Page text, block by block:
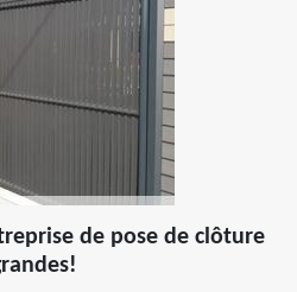
de pose de clôture